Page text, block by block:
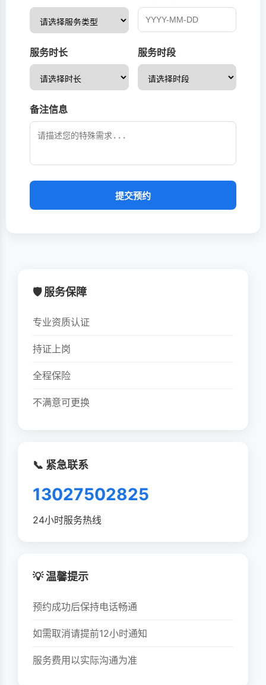
服务时长 服务时段
备注信息
提交预约
🛡️ 服务保障
专业资质认证
持证上岗
全程保险
不满意可更换
📞 紧急联系
13027502825
24小时服务热线
💡 温馨提示
预约成功后保持电话畅通
如需取消请提前12小时通知
服务费用以实际沟通为准